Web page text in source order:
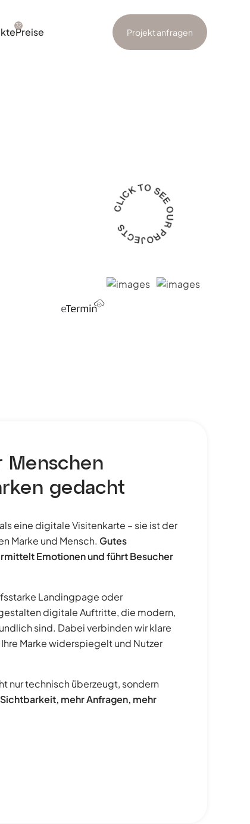
32
Preise Projekt anfragen
Menschen
gedacht
eine digitale Visitenkarte – sie ist der
Marke und Mensch. Gutes
Emotionen und führt Besucher
Landingpage oder
digitale Auftritte, die modern,
sind. Dabei verbinden wir klare
Marke widerspiegelt und Nutzer
nur technisch überzeugt, sondern
mehr Anfragen, mehr